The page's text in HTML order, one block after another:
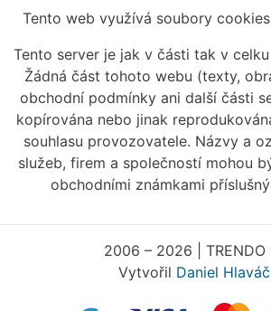
Tento web využívá soubory
Tento server je jak v části tak v
Žádná část tohoto webu (texty,
obchodní podmínky ani další části
kopírována nebo jinak
souhlasu provozovatele. Názvy a
služeb, firem a společností mohou
obchodními známkami
2006 – 2026 | TRENDO
Vytvořil Daniel